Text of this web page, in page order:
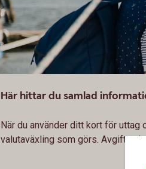
Här hittar du samlad
När du använder ditt kort för
valutaväxling som görs. Avgiften